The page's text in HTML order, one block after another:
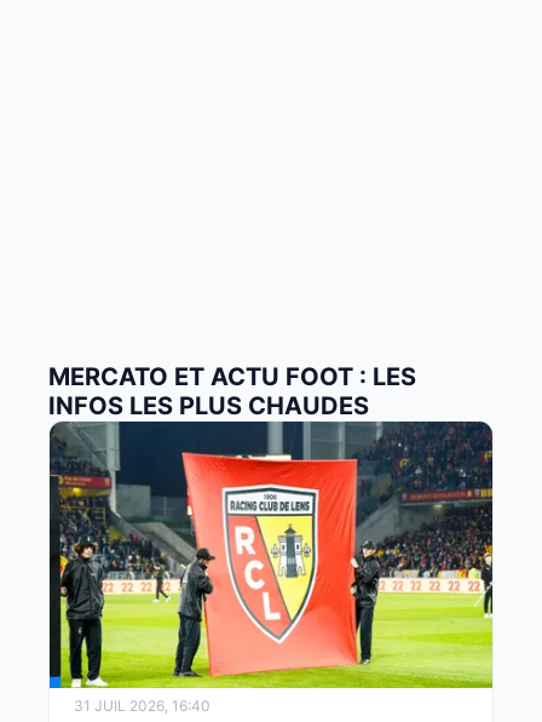
MERCATO ET ACTU FOOT : LES
INFOS LES PLUS CHAUDES
31 JUIL 2026, 16:40